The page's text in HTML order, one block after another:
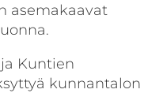
asemakaavat
Kuntien
kunnantalon